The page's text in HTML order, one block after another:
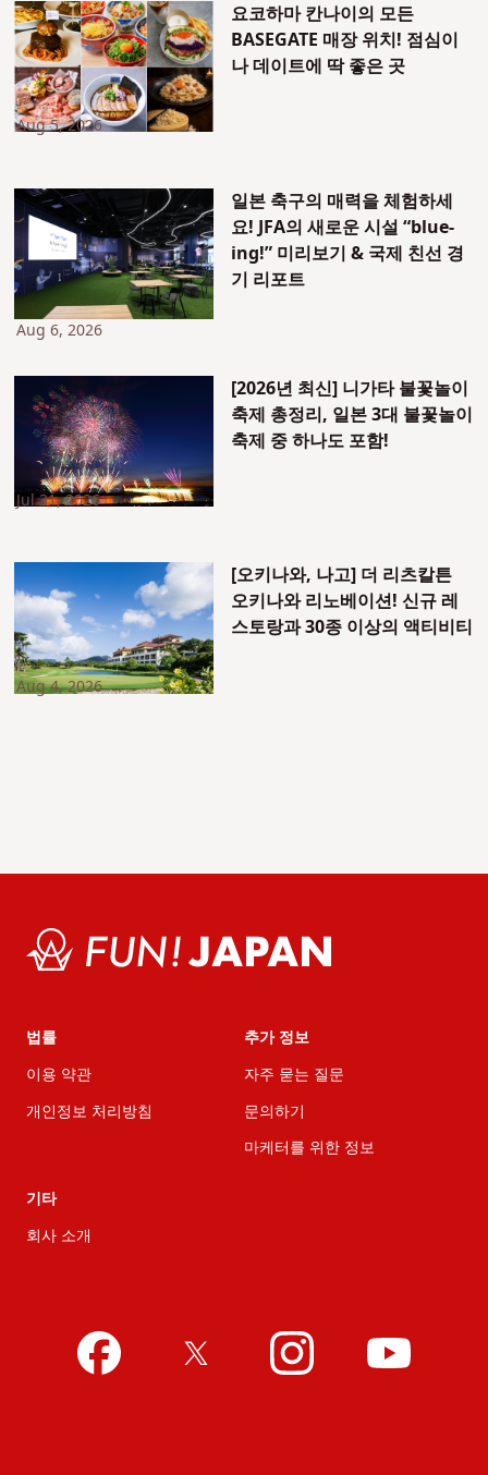
요코하마 칸나이의 모든
BASEGATE 매장 위치! 점심이
나 데이트에 딱 좋은 곳
Aug 5, 2026
일본 축구의 매력을 체험하세
요! JFA의 새로운 시설 “blue-
ing!” 미리보기 & 국제 친선 경
기 리포트
Aug 6, 2026
[2026년 최신] 니가타 불꽃놀이
축제 총정리, 일본 3대 불꽃놀이
축제 중 하나도 포함!
Jul 31, 2026
[오키나와, 나고] 더 리츠칼튼
오키나와 리노베이션! 신규 레
스토랑과 30종 이상의 액티비티
Aug 4, 2026
법률
이용 약관
개인정보 처리방침
추가 정보
자주 묻는 질문
문의하기
마케터를 위한 정보
기타
회사 소개